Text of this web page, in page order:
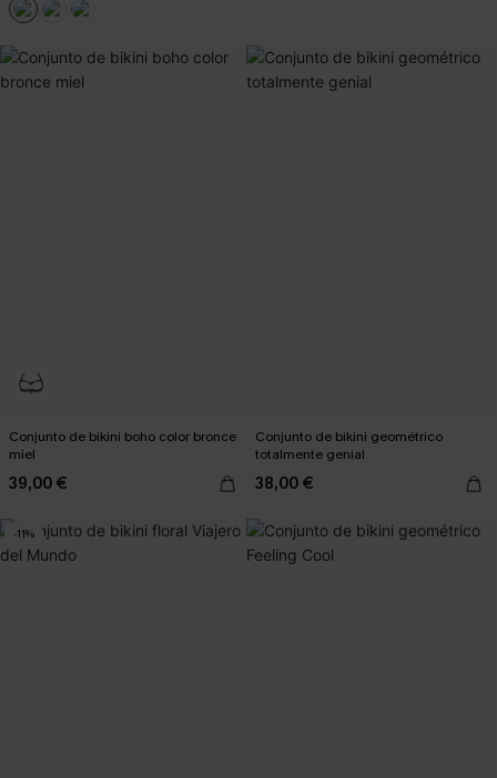
Conjunto de bikini boho color bronce
miel
39,00 €
Conjunto de bikini geométrico
totalmente genial
38,00 €
-11%